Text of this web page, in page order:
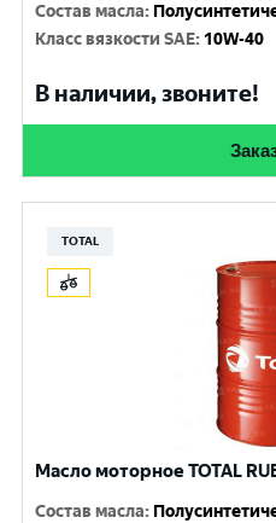
Состав масла:
Класс вязкости SAE: 10W-40
В наличии, звоните!
TOTAL
Масло моторное TOTAL
Состав масла: